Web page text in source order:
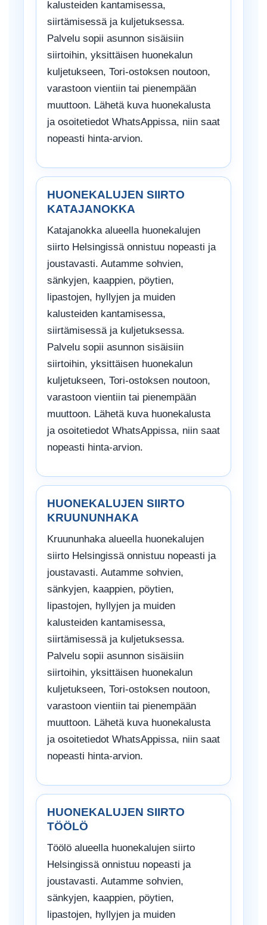
kalusteiden kantamisessa,
siirtämisessä ja kuljetuksessa.
Palvelu sopii asunnon sisäisiin
siirtoihin, yksittäisen huonekalun
kuljetukseen, Tori-ostoksen noutoon,
varastoon vientiin tai pienempään
muuttoon. Lähetä kuva huonekalusta
ja osoitetiedot WhatsAppissa, niin saat
nopeasti hinta-arvion.
HUONEKALUJEN SIIRTO
KATAJANOKKA
Katajanokka alueella huonekalujen
siirto Helsingissä onnistuu nopeasti ja
joustavasti. Autamme sohvien,
sänkyjen, kaappien, pöytien,
lipastojen, hyllyjen ja muiden
kalusteiden kantamisessa,
siirtämisessä ja kuljetuksessa.
Palvelu sopii asunnon sisäisiin
siirtoihin, yksittäisen huonekalun
kuljetukseen, Tori-ostoksen noutoon,
varastoon vientiin tai pienempään
muuttoon. Lähetä kuva huonekalusta
ja osoitetiedot WhatsAppissa, niin saat
nopeasti hinta-arvion.
HUONEKALUJEN SIIRTO
KRUUNUNHAKA
Kruununhaka alueella huonekalujen
siirto Helsingissä onnistuu nopeasti ja
joustavasti. Autamme sohvien,
sänkyjen, kaappien, pöytien,
lipastojen, hyllyjen ja muiden
kalusteiden kantamisessa,
siirtämisessä ja kuljetuksessa.
Palvelu sopii asunnon sisäisiin
siirtoihin, yksittäisen huonekalun
kuljetukseen, Tori-ostoksen noutoon,
varastoon vientiin tai pienempään
muuttoon. Lähetä kuva huonekalusta
ja osoitetiedot WhatsAppissa, niin saat
nopeasti hinta-arvion.
HUONEKALUJEN SIIRTO
TÖÖLÖ
Töölö alueella huonekalujen siirto
Helsingissä onnistuu nopeasti ja
joustavasti. Autamme sohvien,
sänkyjen, kaappien, pöytien,
lipastojen, hyllyjen ja muiden